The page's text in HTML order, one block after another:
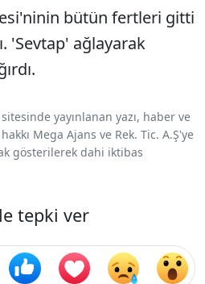
bütün fertleri gitti
'Sevtap' ağlayarak
yayınlanan yazı, haber ve
Mega Ajans ve Rek. Tic. A.Ş'ye
gösterilerek dahi iktibas
tepki ver